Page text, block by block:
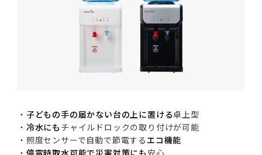
・ 子どもの手の届かない台の上に置ける卓上型
・ 冷水にも チャイルドロックの取り付けが可能
・照度センサーで自動で節電する エコ機能
・ 停電時取水可能で災害対策にも安心